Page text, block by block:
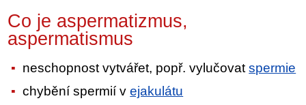
Co je aspermatizmus,
aspermatismus
neschopnost vytvářet, popř. vylučovatspermie
chybění spermií vejakulátu